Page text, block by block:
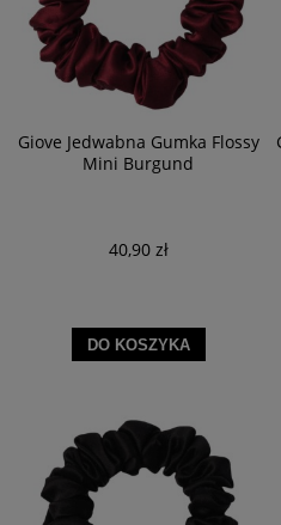
Giove Jedwabna Gumka Flossy
Mini Burgund
40,90 zł
DO KOSZYKA